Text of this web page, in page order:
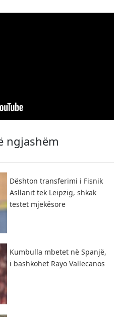
ngjashëm
Dështon transferimi i Fisnik
Asllanit tek Leipzig, shkak
testet mjekësore
Kumbulla mbetet në Spanjë,
i bashkohet Rayo Vallecanos